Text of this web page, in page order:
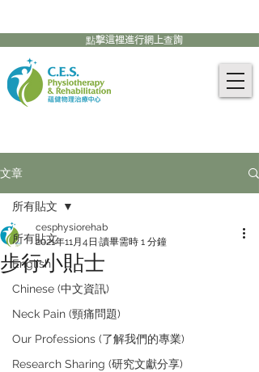
點擊這裡進行網上查詢
文章
所有貼文
English
Chinese (中文資訊)
Neck Pain (頸痛問題)
Our Professions (了解我們的專業)
Research Sharing (研究文獻分享)
所有貼文
步行小貼士
cesphysiorehab
2021年11月4日 讀畢需時 1 分鐘